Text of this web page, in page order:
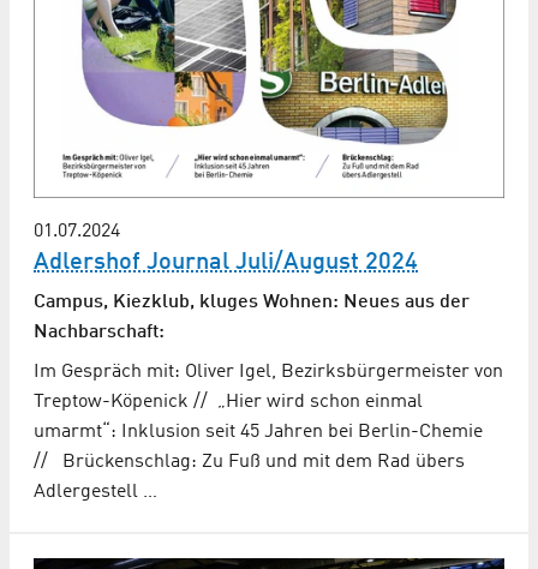
01.07.2024
Adlershof Journal Juli/August 2024
Campus, Kiezklub, kluges Wohnen: Neues aus der
Nachbarschaft:
Im Gespräch mit: Oliver Igel, Bezirksbürgermeister von
Treptow-Köpenick // „Hier wird schon einmal
umarmt“: Inklusion seit 45 Jahren bei Berlin-Chemie
// Brückenschlag: Zu Fuß und mit dem Rad übers
Adlergestell …